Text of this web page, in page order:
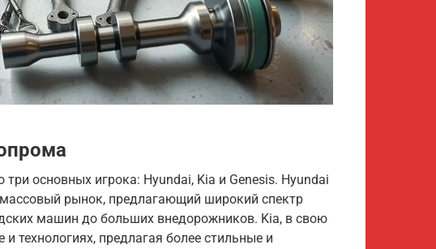
основных игрока: Hyundai, Kia и Genesis. Hyundai
рынок, предлагающий широкий спектр
машин до больших внедорожников. Kia, в свою
технологиях, предлагая более стильные и